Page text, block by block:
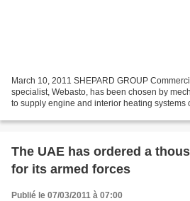
March 10, 2011 SHEPARD GROUP
specialist, Webasto, has been chosen by
to supply engine and interior heating systems
The UAE has ordered a
for its armed forces
Publié le 07/03/2011 à 07:00